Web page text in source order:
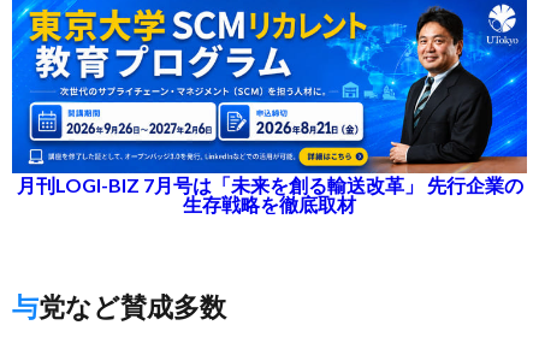
月刊LOGI-BIZ 7月号は「未来を創る輸送改革」 先行企業の
生存戦略を徹底取材
与党など賛成多数